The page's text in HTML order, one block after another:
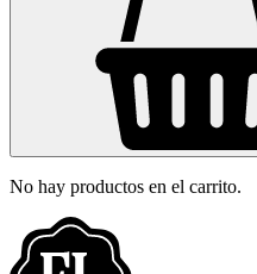
No hay productos en el carrito.